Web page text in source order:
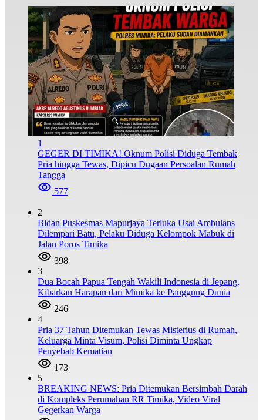
1
GEGER DI TIMIKA! Oknum Polisi Diduga Tembak
Pria hingga Tewas, Dipicu Dugaan Persoalan Rumah
Tangga
577
2
Bidan Puskesmas Mapurjaya Terluka Usai Ambulans
Dilempari Batu, Pelaku Diduga Kelompok Mabuk di
Jalan Poros Timika
398
3
Dua Bocah Papua Tengah Wakili Indonesia di Jepang,
Kibarkan Harapan dari Mimika ke Panggung Dunia
246
4
Pria 37 Tahun Ditemukan Tewas Misterius di Rumah,
Keluarga Minta Visum, Polisi Diminta Ungkap
Penyebab Kematian
173
5
BREAKING NEWS: Pria Ditemukan Bersimbah Darah
di Kompleks Perumahan RR Timika, Video Viral
Gegerkan Warga